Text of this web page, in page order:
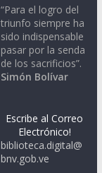
“Para el logro del
triunfo siempre ha
sido indispensable
pasar por la senda
de los sacrificios”.
Simón Bolívar
Escribe al Correo
Electrónico!
biblioteca.digital@
bnv.gob.ve